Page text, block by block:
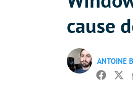
cause
ANTOINE
Facebook